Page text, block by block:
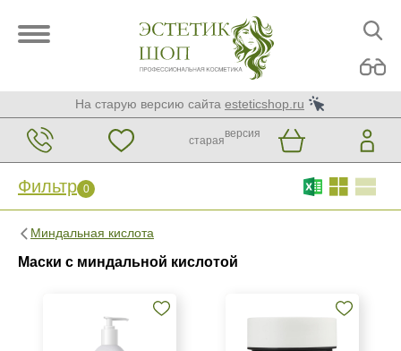
На старую версию сайта esteticshop.ru
старая
версия
Фильтр 0
Миндальная кислота
Маски с миндальной кислотой
Фильтр 0
KORA Phytocosmetics